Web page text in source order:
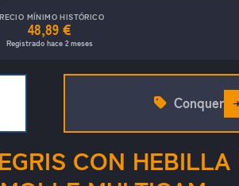
MÍNIMO HISTÓRICO
48,89 €
Registrado hace 2 meses
CON HEBILLA
Conquer